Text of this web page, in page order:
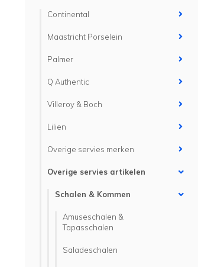
Continental
Maastricht Porselein
Palmer
Q Authentic
Villeroy & Boch
Lilien
Overige servies merken
Overige servies artikelen
Schalen & Kommen
Amuseschalen &
Tapasschalen
Saladeschalen